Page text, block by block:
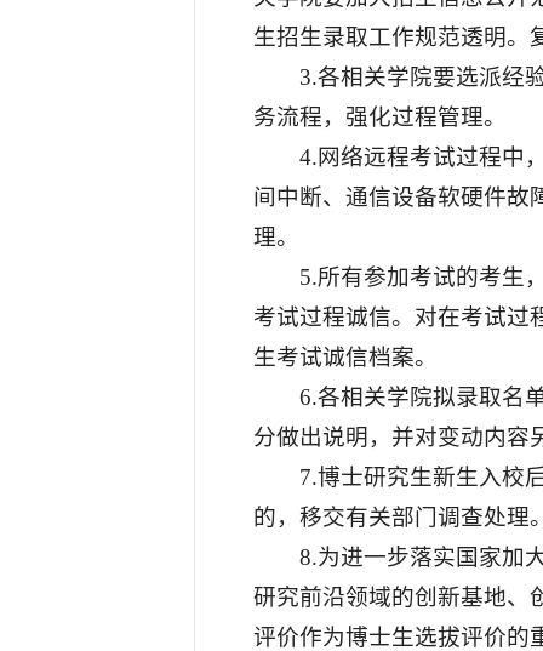
生招生录取工作规范透明。
3.各相关学院要选派经
务流程，强化过程管理。
4.网络远程考试过程中
间中断、通信设备软硬件故
理。
5.所有参加考试的考生
考试过程诚信。对在考试过
生考试诚信档案。
6.各相关学院拟录取名
分做出说明，并对变动内容
7.博士研究生新生入校
的，移交有关部门调查处理
8.为进一步落实国家加
研究前沿领域的创新基地、
评价作为博士生选拔评价的